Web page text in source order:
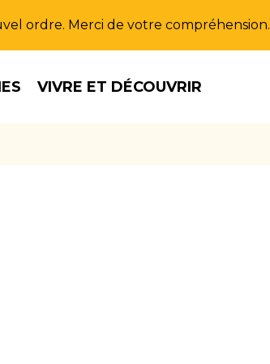
ordre. Merci de votre compréhension.
VIVRE ET DÉCOUVRIR